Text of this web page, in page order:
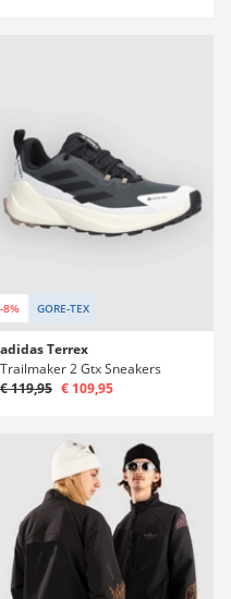
-8% GORE-TEX
adidas Terrex
Trailmaker 2 Gtx Sneakers
€ 119,95 € 109,95